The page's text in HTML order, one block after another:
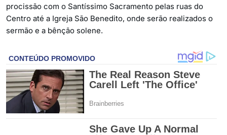
procissão com o Santíssimo Sacramento pelas ruas do
Centro até a Igreja São Benedito, onde serão realizados o
sermão e a bênção solene.